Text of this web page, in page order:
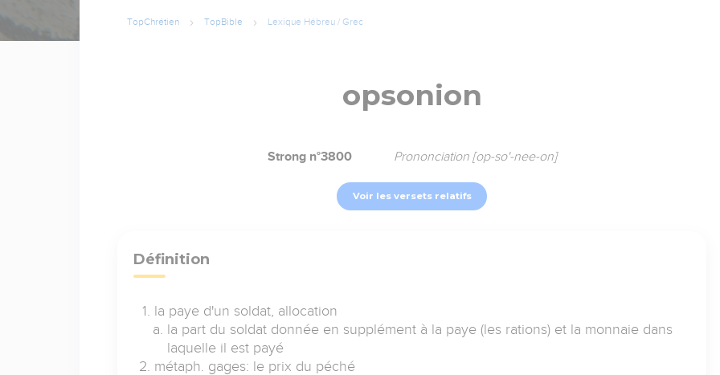
TopChrétien TopBible Lexique Hébreu / Grec
opsonion
Strong n°3800 Prononciation [op-so'-nee-on]
Voir les versets relatifs
Définition
la paye d'un soldat, allocation
la part du soldat donnée en supplément à la paye (les rations) et la monnaie dans
laquelle il est payé
métaph. gages: le prix du péché